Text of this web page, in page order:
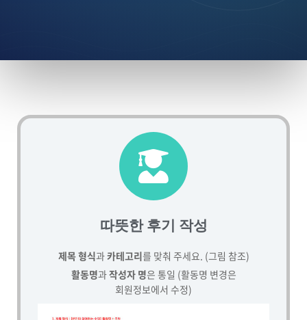
따뜻한 후기 작성
제목 형식과카테고리를 맞춰 주세요. (그림 참조)
활동명과작성자 명은 통일 (활동명 변경은
회원정보에서 수정)